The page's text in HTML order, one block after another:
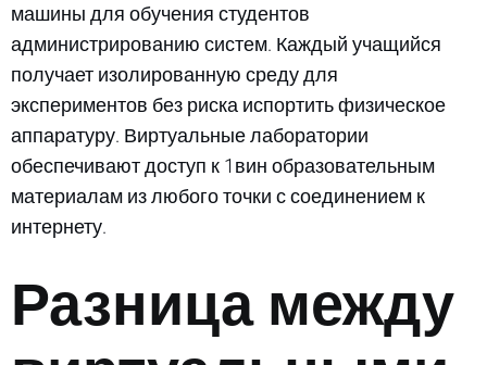
машины для обучения студентов
администрированию систем. Каждый учащийся
получает изолированную среду для
экспериментов без риска испортить физическое
аппаратуру. Виртуальные лаборатории
обеспечивают доступ к 1вин образовательным
материалам из любого точки с соединением к
интернету.
Разница между